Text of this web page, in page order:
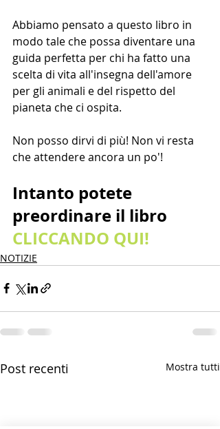
Abbiamo pensato a questo libro in
modo tale che possa diventare una
guida perfetta per chi ha fatto una
scelta di vita all'insegna dell'amore
per gli animali e del rispetto del
pianeta che ci ospita.
Non posso dirvi di più! Non vi resta
che attendere ancora un po'!
Intanto potete
preordinare il libro
CLICCANDO QUI!
NOTIZIE
Post recenti Mostra tutti